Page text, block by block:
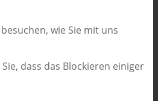
wie Sie mit uns
dass das Blockieren einiger